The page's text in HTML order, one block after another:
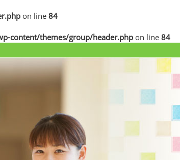
on line 84
content/themes/group/header.php on line 84